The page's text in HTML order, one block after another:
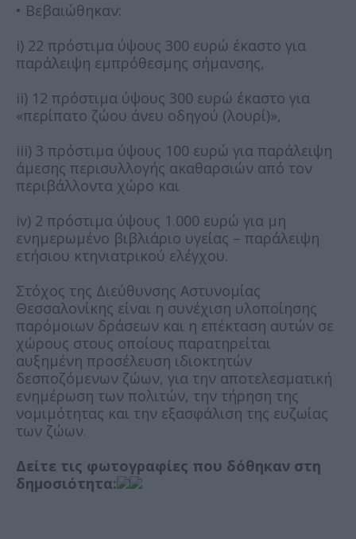
• Βεβαιώθηκαν:
i) 22 πρόστιμα ύψους 300 ευρώ έκαστο για
παράλειψη εμπρόθεσμης σήμανσης,
ii) 12 πρόστιμα ύψους 300 ευρώ έκαστο για
«περίπατο ζώου άνευ οδηγού (λουρί)»,
iii) 3 πρόστιμα ύψους 100 ευρώ για παράλειψη
άμεσης περισυλλογής ακαθαρσιών από τον
περιβάλλοντα χώρο και
iv) 2 πρόστιμα ύψους 1.000 ευρώ για μη
ενημερωμένο βιβλιάριο υγείας – παράλειψη
ετήσιου κτηνιατρικού ελέγχου.
Στόχος της Διεύθυνσης Αστυνομίας
Θεσσαλονίκης είναι η συνέχιση υλοποίησης
παρόμοιων δράσεων και η επέκταση αυτών σε
χώρους στους οποίους παρατηρείται
αυξημένη προσέλευση ιδιοκτητών
δεσποζόμενων ζώων, για την αποτελεσματική
ενημέρωση των πολιτών, την τήρηση της
νομιμότητας και την εξασφάλιση της ευζωίας
των ζώων.
Δείτε τις φωτογραφίες που δόθηκαν στη
δημοσιότητα: